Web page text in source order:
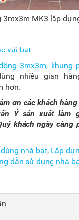
3mx3m MK3 lắp
vải bạt
3mx3m, khung
nhiều gian
hơn.
ơn các khách
Ý sản xuất làm
khách ngày càng
dùng nhà bạt, Lắp
dẫn sử dụng nhà